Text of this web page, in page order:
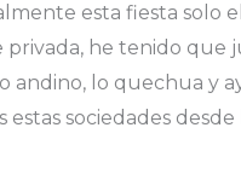
esta fiesta solo
he tenido que
lo quechua y
sociedades